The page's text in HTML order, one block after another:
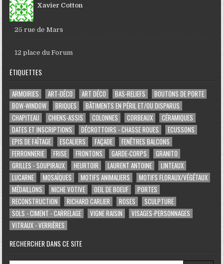
Xavier Cotton
25 rue de Mars
12 place du Forum
ÉTIQUETTES
ARMOIRIES ART-DÉCO ART DÉCO BAS-RELIEFS
BOUTONS DE PORTE
BOW-WINDOW
BRIQUES
BÂTIMENTS EN PÉRIL ET/OU DISPARUS
CHAPITEAU
CHIENS-ASSIS COLONNES CORBEAUX
CÉRAMIQUES
DATES ET INSCRIPTIONS
DÉCROTTOIRS - CHASSE ROUES
ECUSSONS
EPIS DE FAÎTAGE
ESCALIERS FAÇADE
FENÊTRES BALCONS
FERRONNERIE
FRISE FRONTONS GARDE-CORPS
GRANITO
GRILLES - SOUPIRAUX
HEURTOIR LAURENT ANTOINE
LINTEAUX
LUCARNE
MOSAÏQUES MOTIFS ANIMALIERS
MOTIFS FLORAUX/VÉGÉTAUX
MÉDAILLONS
NICHE VOTIVE OEIL DE BOEUF
PORTES
RECONSTRUCTION
RICHARD CARLIER ROSES
SCULPTURE
SOLS - CIMENT - CARRELAGE
VIGNE RAISIN
VISAGES-PERSONNAGES
VITRAUX - VERRIÈRES
RECHERCHER DANS CE SITE